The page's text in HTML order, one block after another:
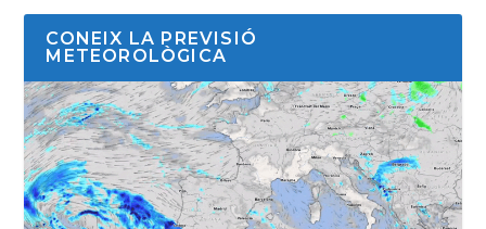
CONEIX LA PREVISIÓ
METEOROLÒGICA